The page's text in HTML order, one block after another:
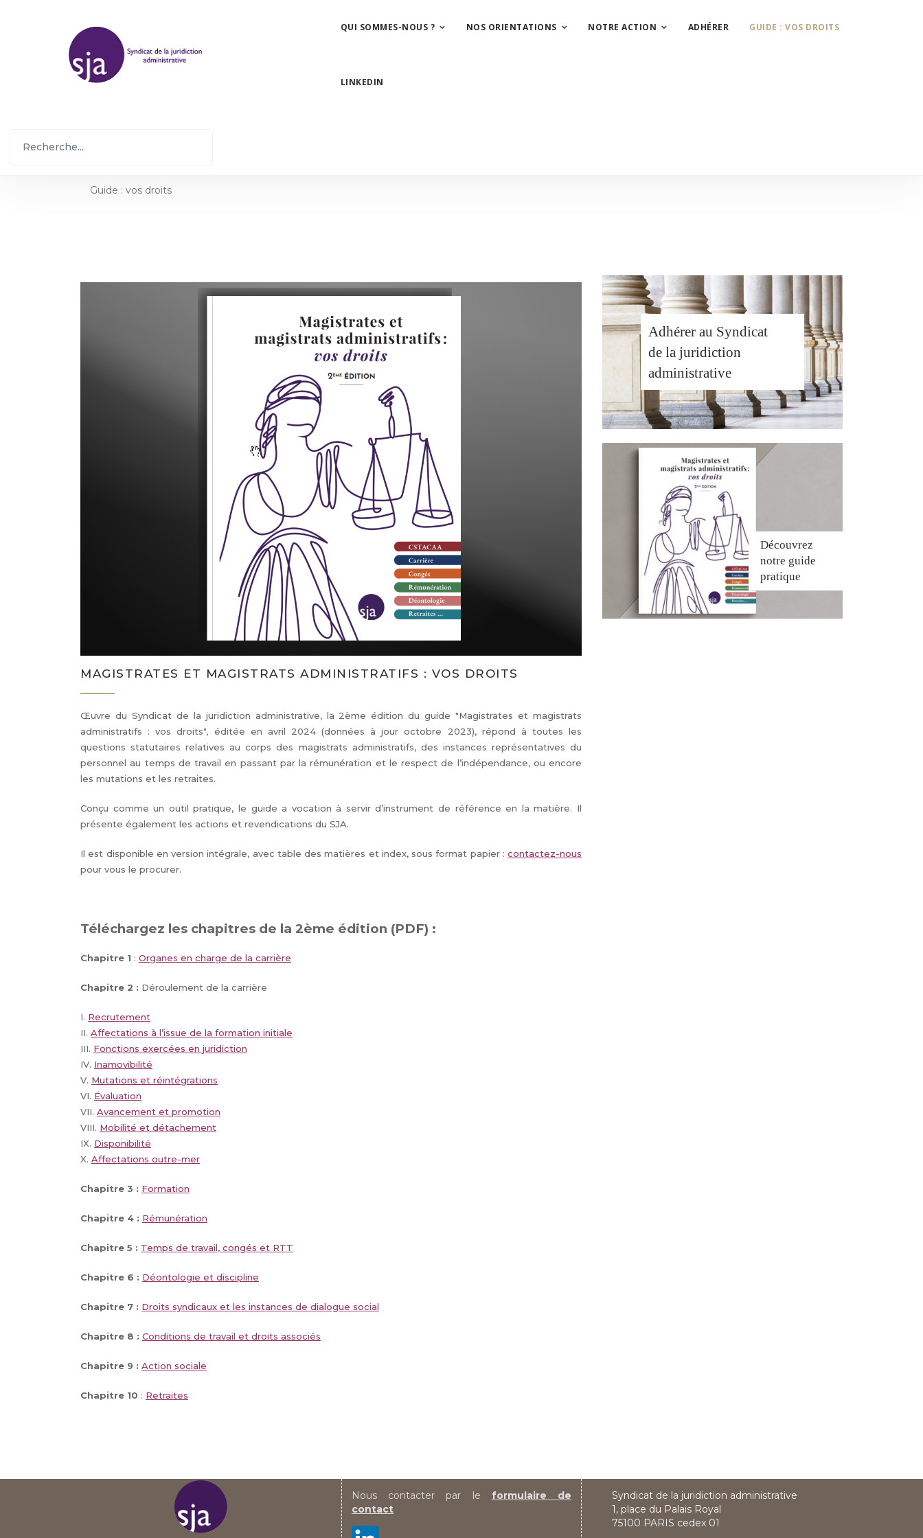
QUI SOMMES-NOUS ? NOS ORIENTATIONS NOTRE ACTION ADHÉRER GUIDE : VOS DROITS
LINKEDIN
Guide : vos droits
MAGISTRATES ET MAGISTRATS ADMINISTRATIFS : VOS DROITS
Œuvre du Syndicat de la juridiction administrative, la 2ème édition du guide "Magistrates et magistrats
administratifs : vos droits", éditée en avril 2024 (données à jour octobre 2023), répond à toutes les
questions statutaires relatives au corps des magistrats administratifs, des instances représentatives du
personnel au temps de travail en passant par la rémunération et le respect de l’indépendance, ou encore
les mutations et les retraites.
Conçu comme un outil pratique, le guide a vocation à servir d’instrument de référence en la matière. Il
présente également les actions et revendications du SJA.
Il est disponible en version intégrale, avec table des matières et index, sous format papier : contactez-nous
pour vous le procurer.
Téléchargez les chapitres de la 2ème édition (PDF) :
Chapitre 1 : Organes en charge de la carrière
Chapitre 2 : Déroulement de la carrière
I. Recrutement
II. Affectations à l’issue de la formation initiale
III. Fonctions exercées en juridiction
IV. Inamovibilité
V. Mutations et réintégrations
VI. Évaluation
VII. Avancement et promotion
VIII. Mobilité et détachement
IX. Disponibilité
X. Affectations outre-mer
Chapitre 3 : Formation
Chapitre 4 : Rémunération
Chapitre 5 : Temps de travail, congés et RTT
Chapitre 6 : Déontologie et discipline
Chapitre 7 : Droits syndicaux et les instances de dialogue social
Chapitre 8 : Conditions de travail et droits associés
Chapitre 9 : Action sociale
Chapitre 10 : Retraites
Adhérer au Syndicat
de la juridiction
administrative
Découvrez
notre guide
pratique
Nous contacter par le formulaire de
contact
Syndicat de la juridiction administrative
1, place du Palais Royal
75100 PARIS cedex 01